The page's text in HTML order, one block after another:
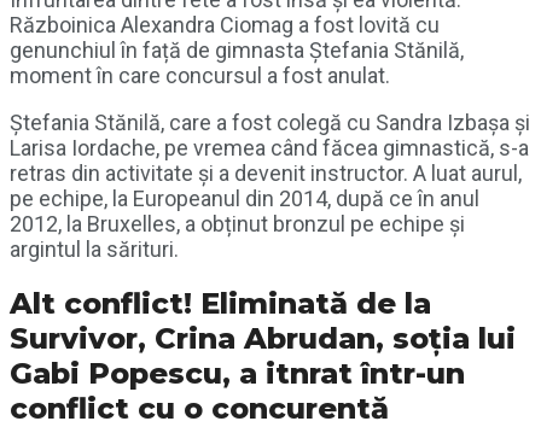
Războinica Alexandra Ciomag a fost lovită cu
genunchiul în față de gimnasta Ștefania Stănilă,
moment în care concursul a fost anulat.
Ștefania Stănilă, care a fost colegă cu Sandra Izbașa și
Larisa Iordache, pe vremea când făcea gimnastică, s-a
retras din activitate și a devenit instructor. A luat aurul,
pe echipe, la Europeanul din 2014, după ce în anul
2012, la Bruxelles, a obținut bronzul pe echipe și
argintul la sărituri.
Alt conflict! Eliminată de la
Survivor, Crina Abrudan, soția lui
Gabi Popescu, a itnrat într-un
conflict cu o concurentă